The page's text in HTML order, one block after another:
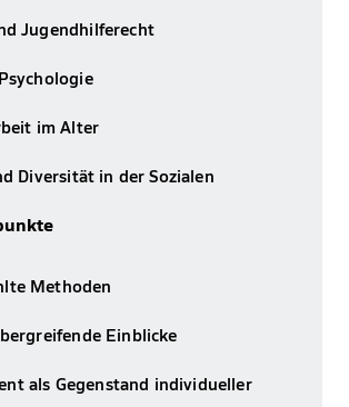
Jugendhilferecht
im Alter
Diversität in der Sozialen
Methoden
Einblicke
als Gegenstand individueller